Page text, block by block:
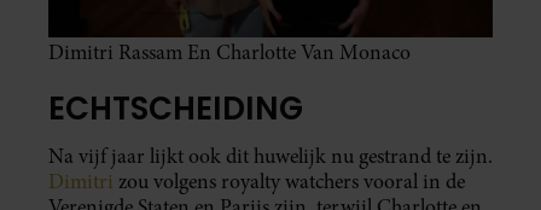
Dimitri Rassam En Charlotte Van Monaco
ECHTSCHEIDING
Na vijf jaar lijkt ook dit huwelijk nu gestrand te zijn.
Dimitri zou volgens royalty watchers vooral in de